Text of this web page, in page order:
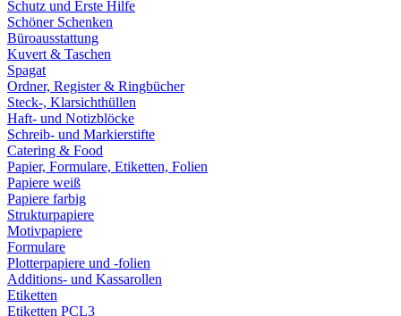
Schutz und Erste Hilfe
Schöner Schenken
Büroausstattung
Kuvert & Taschen
Spagat
Ordner, Register & Ringbücher
Steck-, Klarsichthüllen
Haft- und Notizblöcke
Schreib- und Markierstifte
Catering & Food
Papier, Formulare, Etiketten, Folien
Papiere weiß
Papiere farbig
Strukturpapiere
Motivpapiere
Formulare
Plotterpapiere und -folien
Additions- und Kassarollen
Etiketten
Etiketten PCL3